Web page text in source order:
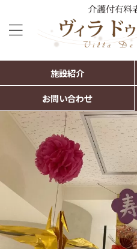
施設紹介
お問い合わせ